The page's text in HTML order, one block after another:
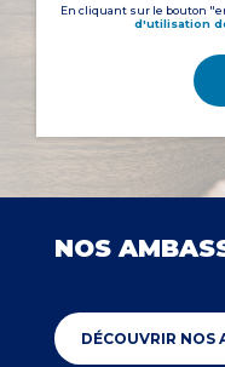
En cliquant sur le bouton
d'utilisation
NOS
DÉCOUVRIR NOS